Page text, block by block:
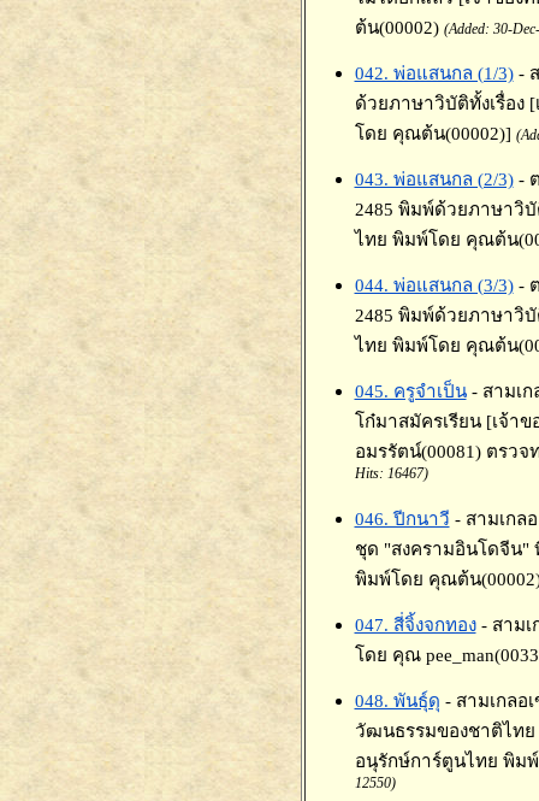
ต้น(00002) (Added: 30-
042. พ่อแสนกล (1/3) -
ด้วยภาษาวิบัติทั้งเรื่อง
โดย คุณต้น(00002)]
043. พ่อแสนกล (2/3) -
2485 พิมพ์ด้วยภาษาวิ
ไทย พิมพ์โดย คุณต้น
044. พ่อแสนกล (3/3) -
2485 พิมพ์ด้วยภาษาวิ
ไทย พิมพ์โดย คุณต้น
045. ครูจำเป็น - สามเ
โก๋มาสมัครเรียน [เจ้า
อมรรัตน์(00081) ตรว
Hits: 16467)
046. ปีกนาวี - สามเกล
ชุด "สงครามอินโดจีน"
พิมพ์โดย คุณต้น
047. สี่จิ้งจกทอง - สามเ
โดย คุณ
048. พันธุ์ดุ - สามเกลอ
วัฒนธรรมของชาติไทย
อนุรักษ์การ์ตูนไทย พิม
12550)